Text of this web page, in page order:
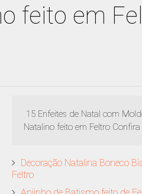
feito em
15 Enfeites de Natal com
Natalino feito em Feltro Confira
Decoração Natalina Boneco
Feltro